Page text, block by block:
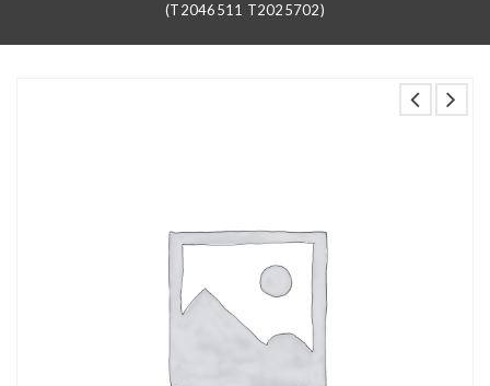
(T2046511 T2025702)